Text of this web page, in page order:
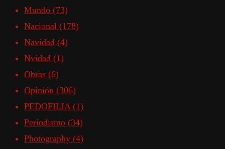
Mundo (73)
Nacional (178)
Navidad (4)
Nvidad (1)
Obras (6)
Opinión (306)
PEDOFILIA (1)
Periodismo (34)
Photography (4)